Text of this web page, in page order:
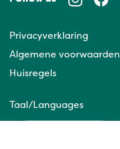
Privacyverklaring
Algemene voorwaarden
Huisregels
Taal/Languages